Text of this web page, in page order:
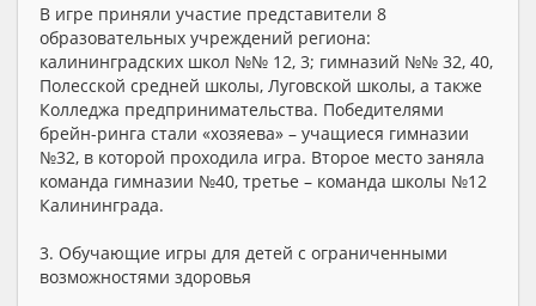
В игре приняли участие представители 8
образовательных учреждений региона:
калининградских школ №№ 12, 3; гимназий №№ 32, 40,
Полесской средней школы, Луговской школы, а также
Колледжа предпринимательства. Победителями
брейн-ринга стали «хозяева» – учащиеся гимназии
№32, в которой проходила игра. Второе место заняла
команда гимназии №40, третье – команда школы №12
Калининграда.
3. Обучающие игры для детей с ограниченными
возможностями здоровья